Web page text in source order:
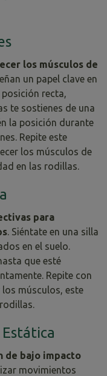
los músculos de
un papel clave en
recta,
te sostienes de una
la posición durante
Repite este
los músculos de
en las rodillas.
para
. Siéntate en una silla
en el suelo.
que esté
Repite con
músculos, este
de bajo impacto
movimientos